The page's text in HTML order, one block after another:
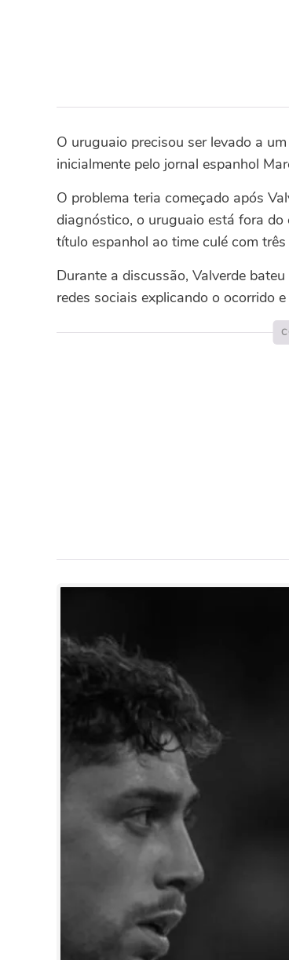
O uruguaio precisou ser levado a
inicialmente pelo jornal espanhol
O problema teria começado após
diagnóstico, o uruguaio está fora
título espanhol ao time culé com
Durante a discussão, Valverde
redes sociais explicando o ocorrido